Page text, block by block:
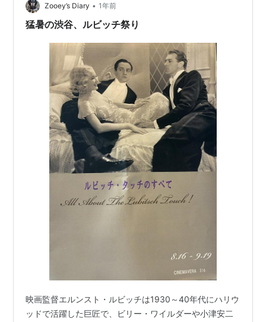
Zooey’s Diary • 1年前
猛暑の渋谷、ルビッチ祭り
映画監督エルンスト・ルビッチは1930～40年代にハリウ
ッドで活躍した巨匠で、ビリー・ワイルダーや小津安二